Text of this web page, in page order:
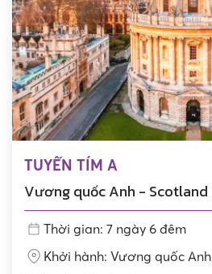
TUYẾN TÍM A
Vương quốc Anh - Scotland
Thời gian: 7 ngày 6 đêm
Khởi hành: Vương quốc Anh